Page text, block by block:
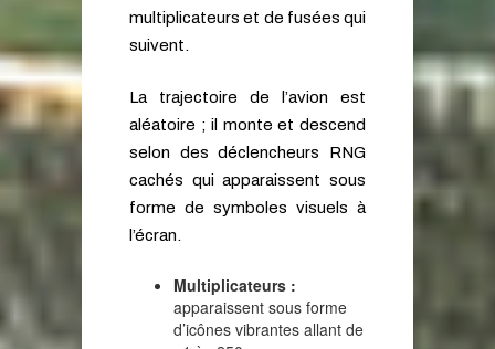
multiplicateurs et de fusées qui
suivent.
La trajectoire de l’avion est
aléatoire ; il monte et descend
selon des déclencheurs RNG
cachés qui apparaissent sous
forme de symboles visuels à
l’écran.
Multiplicateurs :
apparaissent sous forme
d’icônes vibrantes allant de